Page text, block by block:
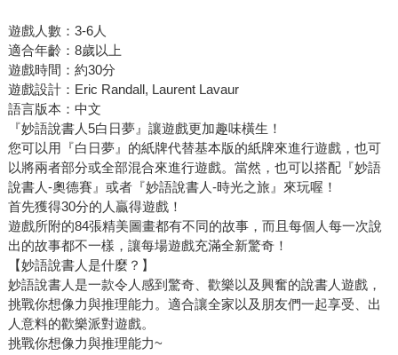
遊戲人數：3-6人
適合年齡：8歲以上
遊戲時間：約30分
遊戲設計：Eric Randall, Laurent Lavaur
語言版本：中文
『妙語說書人5白日夢』讓遊戲更加趣味橫生！
您可以用『白日夢』的紙牌代替基本版的紙牌來進行遊戲，也可
以將兩者部分或全部混合來進行遊戲。當然，也可以搭配『妙語
說書人-奧德賽』或者『妙語說書人-時光之旅』來玩喔！
首先獲得30分的人贏得遊戲！
遊戲所附的84張精美圖畫都有不同的故事，而且每個人每一次說
出的故事都不一樣，讓每場遊戲充滿全新驚奇！
【妙語說書人是什麼？】
妙語說書人是一款令人感到驚奇、歡樂以及興奮的說書人遊戲，
挑戰你想像力與推理能力。適合讓全家以及朋友們一起享受、出
人意料的歡樂派對遊戲。
挑戰你想像力與推理能力~